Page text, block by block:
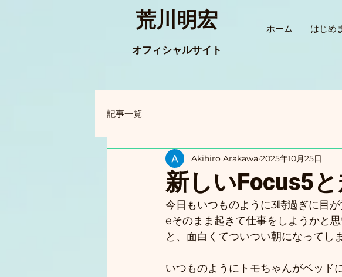
荒川明宏
オフィシャルサイト
ホーム はじめ
記事一覧
新しいFocus5
Akihiro Arakawa 2025年10月25日
今日もいつものように3時過ぎに目が
eそのまま起きて仕事をしようかと
と、面白くてついつい朝になってし
いつものようにトモちゃんがベッド